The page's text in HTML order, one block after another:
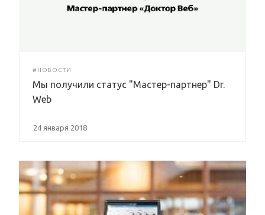
#НОВОСТИ
Мы получили статус "Мастер-партнер" Dr.
Web
24 января 2018